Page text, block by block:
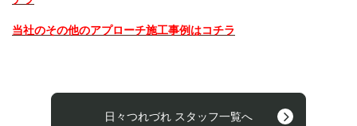
当社のその他のアプローチ施工事例はコチラ
日々つれづれ スタッフ一覧へ